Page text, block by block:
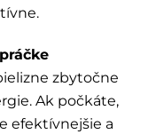
zbytočne
Ak počkáte,
efektívnejšie a